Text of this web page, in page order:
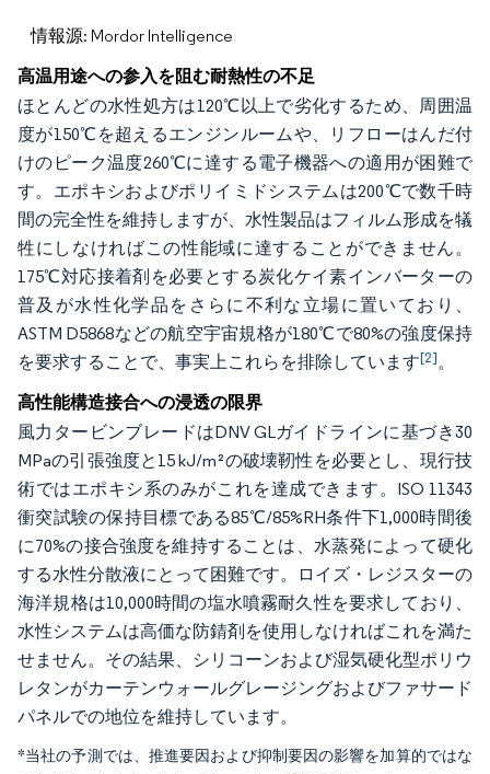
情報源: Mordor Intelligence
高温用途への参入を阻む耐熱性の不足
ほとんどの水性処方は120℃以上で劣化するため、周囲温
度が150℃を超えるエンジンルームや、リフローはんだ付
けのピーク温度260℃に達する電子機器への適用が困難で
す。エポキシおよびポリイミドシステムは200℃で数千時
間の完全性を維持しますが、水性製品はフィルム形成を犠
牲にしなければこの性能域に達することができません。
175℃対応接着剤を必要とする炭化ケイ素インバーターの
普及が水性化学品をさらに不利な立場に置いており、
ASTM D5868などの航空宇宙規格が180℃で80%の強度保持
を要求することで、事実上これらを排除しています[2]。
高性能構造接合への浸透の限界
風力タービンブレードはDNV GLガイドラインに基づき30
MPaの引張強度と15 kJ/m²の破壊靭性を必要とし、現行技
術ではエポキシ系のみがこれを達成できます。ISO 11343
衝突試験の保持目標である85℃/85%RH条件下1,000時間後
に70%の接合強度を維持することは、水蒸発によって硬化
する水性分散液にとって困難です。ロイズ・レジスターの
海洋規格は10,000時間の塩水噴霧耐久性を要求しており、
水性システムは高価な防錆剤を使用しなければこれを満た
せません。その結果、シリコーンおよび湿気硬化型ポリウ
レタンがカーテンウォールグレージングおよびファサード
パネルでの地位を維持しています。
*当社の予測では、推進要因および抑制要因の影響を加算的ではな